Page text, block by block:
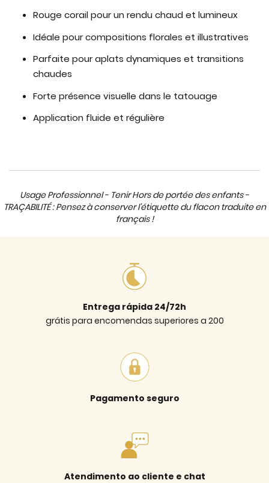
Rouge corail pour un rendu chaud et lumineux
Idéale pour compositions florales et illustratives
Parfaite pour aplats dynamiques et transitions
chaudes
Forte présence visuelle dans le tatouage
Application fluide et régulière
Usage Professionnel - Tenir Hors de portée des enfants -
TRAÇABILITÉ : Pensez à conserver l'étiquette du flacon traduite en
français !
Entrega rápida 24/72h
grátis para encomendas superiores a 200
Pagamento seguro
Atendimento ao cliente e chat